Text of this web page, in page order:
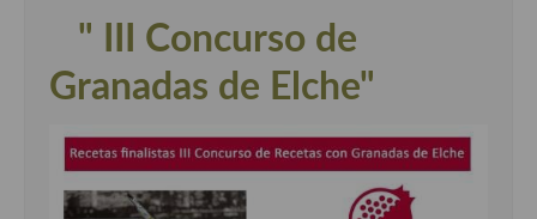
" III Concurso de
Granadas de Elche"